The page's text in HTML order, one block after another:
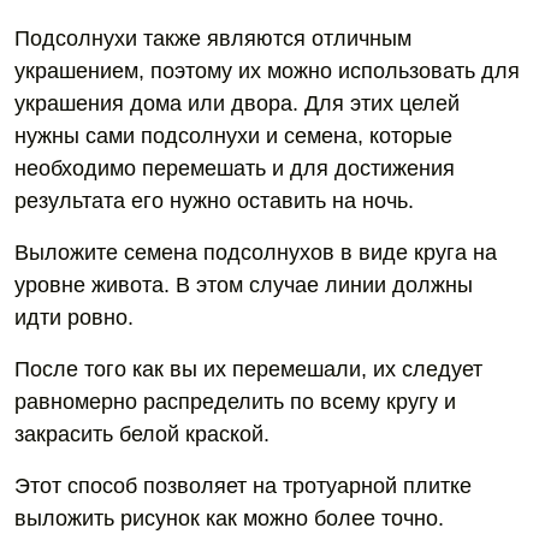
Подсолнухи также являются отличным
украшением, поэтому их можно использовать для
украшения дома или двора. Для этих целей
нужны сами подсолнухи и семена, которые
необходимо перемешать и для достижения
результата его нужно оставить на ночь.
Выложите семена подсолнухов в виде круга на
уровне живота. В этом случае линии должны
идти ровно.
После того как вы их перемешали, их следует
равномерно распределить по всему кругу и
закрасить белой краской.
Этот способ позволяет на тротуарной плитке
выложить рисунок как можно более точно.